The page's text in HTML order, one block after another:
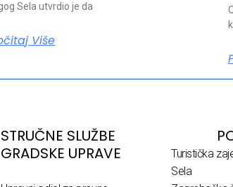
Sela utvrdio je da
Više
STRUČNE SLUŽBE
GRADSKE UPRAVE
Turistička
Sela